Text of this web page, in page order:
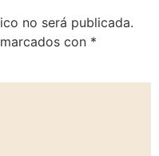
no será publicada.
con *